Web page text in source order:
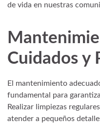
de vida en nuestras
Cuidados y
El mantenimiento
fundamental para
Realizar limpiezas
atender a pequeños